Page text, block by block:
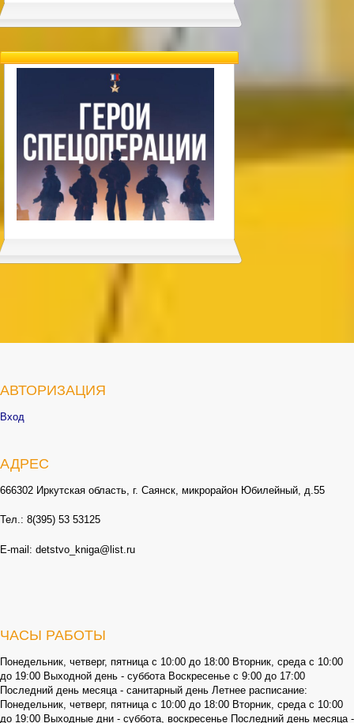
АВТОРИЗАЦИЯ
Вход
АДРЕС
666302 Иркутская область, г. Саянск, микрорайон Юбилейный, д.55
Тел.: 8(395) 53 53125
E-mail: detstvo_kniga@list.ru
ЧАСЫ РАБОТЫ
Понедельник, четверг, пятница с 10:00 до 18:00 Вторник, среда с 10:00
до 19:00 Выходной день - суббота Воскресенье с 9:00 до 17:00
Последний день месяца - санитарный день Летнее расписание:
Понедельник, четверг, пятница с 10:00 до 18:00 Вторник, среда с 10:00
до 19:00 Выходные дни - суббота, воскресенье Последний день месяца -